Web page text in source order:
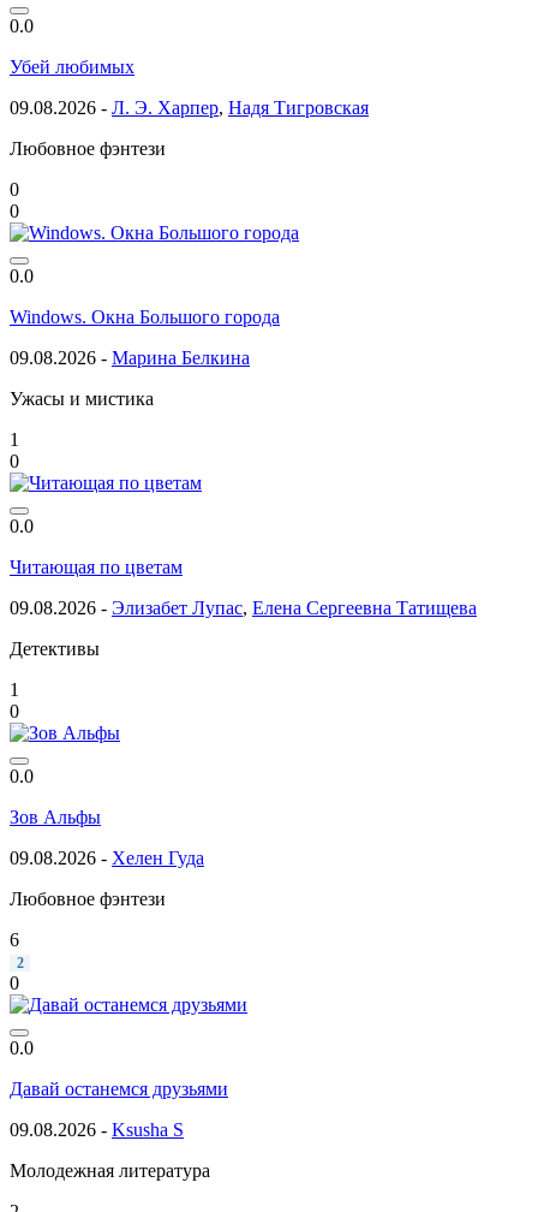
0.0
Убей любимых
09.08.2026 - Л. Э. Харпер, Надя Тигровская
Любовное фэнтези
0
0
0.0
Windows. Окна Большого города
09.08.2026 - Марина Белкина
Ужасы и мистика
1
0
0.0
Читающая по цветам
09.08.2026 - Элизабет Лупас, Елена Сергеевна Татищева
Детективы
1
0
0.0
Зов Альфы
09.08.2026 - Хелен Гуда
Любовное фэнтези
6
2
0
0.0
Давай останемся друзьями
09.08.2026 - Ksusha S
Молодежная литература